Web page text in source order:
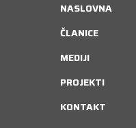
NASLOVNA
ČLANICE
MEDIJI
PROJEKTI
KONTAKT